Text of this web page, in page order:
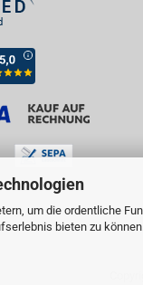
um die ordentliche
bieten zu